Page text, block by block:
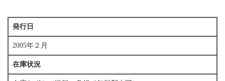
発行日
2005年２月
在庫状況